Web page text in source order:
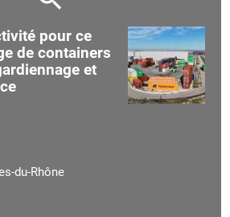
pour ce
de containers
et
du-Rhône